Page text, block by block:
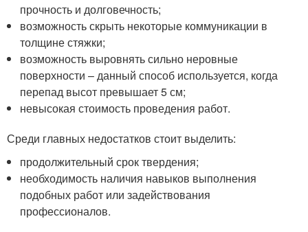
прочность и долговечность;
возможность скрыть некоторые коммуникации в
толщине стяжки;
возможность выровнять сильно неровные
поверхности – данный способ используется, когда
перепад высот превышает 5 см;
невысокая стоимость проведения работ.
Среди главных недостатков стоит выделить:
продолжительный срок твердения;
необходимость наличия навыков выполнения
подобных работ или задействования
профессионалов.